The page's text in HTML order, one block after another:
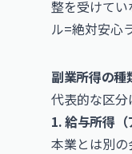
整を受けて
ル=絶対安心
副業所得の種
代表的な区分
1. 給与所得（
本業とは別